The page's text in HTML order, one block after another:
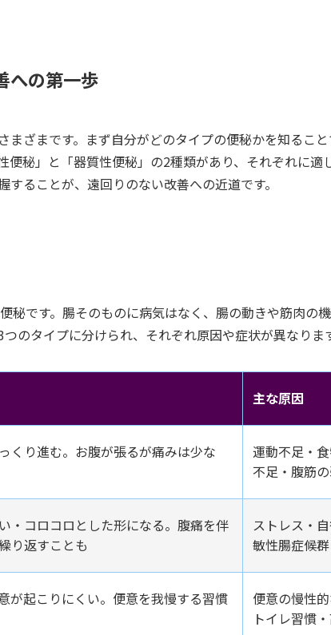
への第一歩
まざまです。まず自分がどのタイプの便秘かを知るこ
便秘」と「器質性便秘」の2種類があり、それぞれに適
ることが、遠回りのない改善への近道です。
秘です。腸そのものに病気はなく、腸の動きや筋肉の
のタイプに分けられ、それぞれ原因や症状が異なりま
主な原因
くり進む。お腹が張るが痛みは少な
運動不足・
不足・腹筋
・コロコロとした形になる。腹痛を伴
り返すことも
ストレス・
敏性腸症候群
が起こりにくい。便意を我慢する習慣
便意の慢性
トイレ習慣